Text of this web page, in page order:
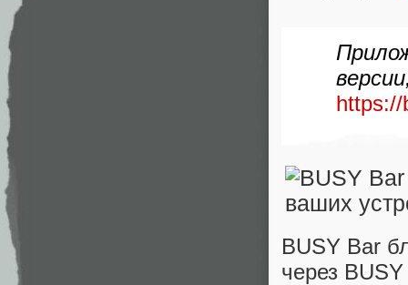
https://
BUSY Bar
через